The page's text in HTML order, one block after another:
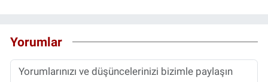
Yorumlar